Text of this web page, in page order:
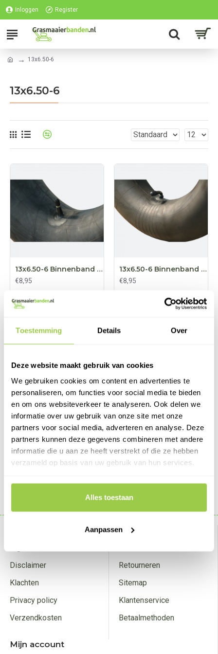
Toestemming Details Over
Deze website maakt gebruik van cookies
We gebruiken cookies om content en advertenties te
personaliseren, om functies voor social media te bieden
en om ons websiteverkeer te analyseren. Ook delen we
informatie over uw gebruik van onze site met onze
partners voor social media, adverteren en analyse. Deze
partners kunnen deze gegevens combineren met andere
informatie die u aan ze heeft verstrekt of die ze hebben
verzameld op basis van uw gebruik van hun services.
Alles toestaan
Aanpassen
Inloggen Register
13x6.50-6
13x6.50-6
13x6.50-6 Binnenband Recht ventiel
€8,95
13x6.50-6 Binnenband haaksventiel
€8,95
BESTELLEN
€24,95
Weergeven 1 t/m 3 van in totaal 3
Disclaimer
Klachten
Privacy policy
Verzendkosten
Klantenservice
Retourneren
Sitemap
Klantenservice
Betaalmethoden
Mijn account